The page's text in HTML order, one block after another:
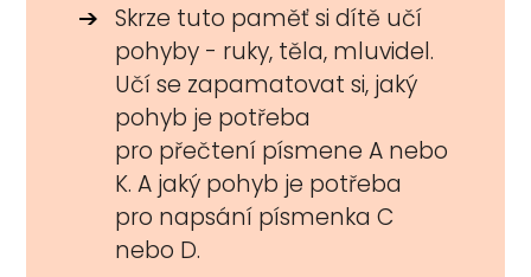
Skrze tuto paměť si dítě učí
pohyby - ruky, těla, mluvidel.
Učí se zapamatovat si, jaký
pohyb je potřeba
pro přečtení písmene A nebo
K. A jaký pohyb je potřeba
pro napsání písmenka C
nebo D.